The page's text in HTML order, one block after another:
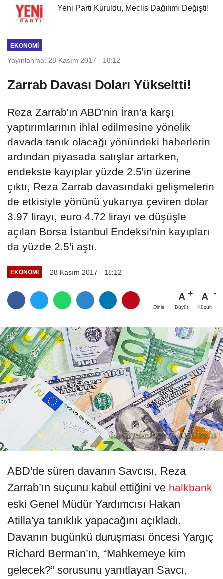
Yeni Parti Kuruldu, Meclis Dağılımı Değişti!
EKONOMI
Yayınlanma: 28 Kasım 2017 - 18:12
Zarrab Davası Doları Yükseltti!
Reza Zarrab'ın ABD'nin İran'a karşı
yaptırımlarının ihlal edilmesine yönelik
davada tanık olacağı yönündeki haberlerin
ardından piyasada satışlar artarken,
endekste kayıplar yüzde 2.5'in üzerine
çıktı, Reza Zarrab davasındaki gelişmelerin
de etkisiyle yönünü yukarıya çeviren dolar
3.97 lirayı, euro 4.72 lirayı ve düşüşle
açılan Borsa İstanbul Endeksi'nin kayıpları
da yüzde 2.5'i aştı.
EKONOMI 28 Kasım 2017 - 18:12
Dinle
A
Büyüt
A
Küçült
ABD'de süren davanın Savcısı, Reza
Zarrab’ın suçunu kabul ettiğini ve halkbank
eski Genel Müdür Yardımcısı Hakan
Atilla'ya tanıklık yapacağını açıkladı.
Davanın bugünkü duruşması öncesi Yargıç
Richard Berman’ın, “Mahkemeye kim
gelecek?” sorusunu yanıtlayan Savcı,